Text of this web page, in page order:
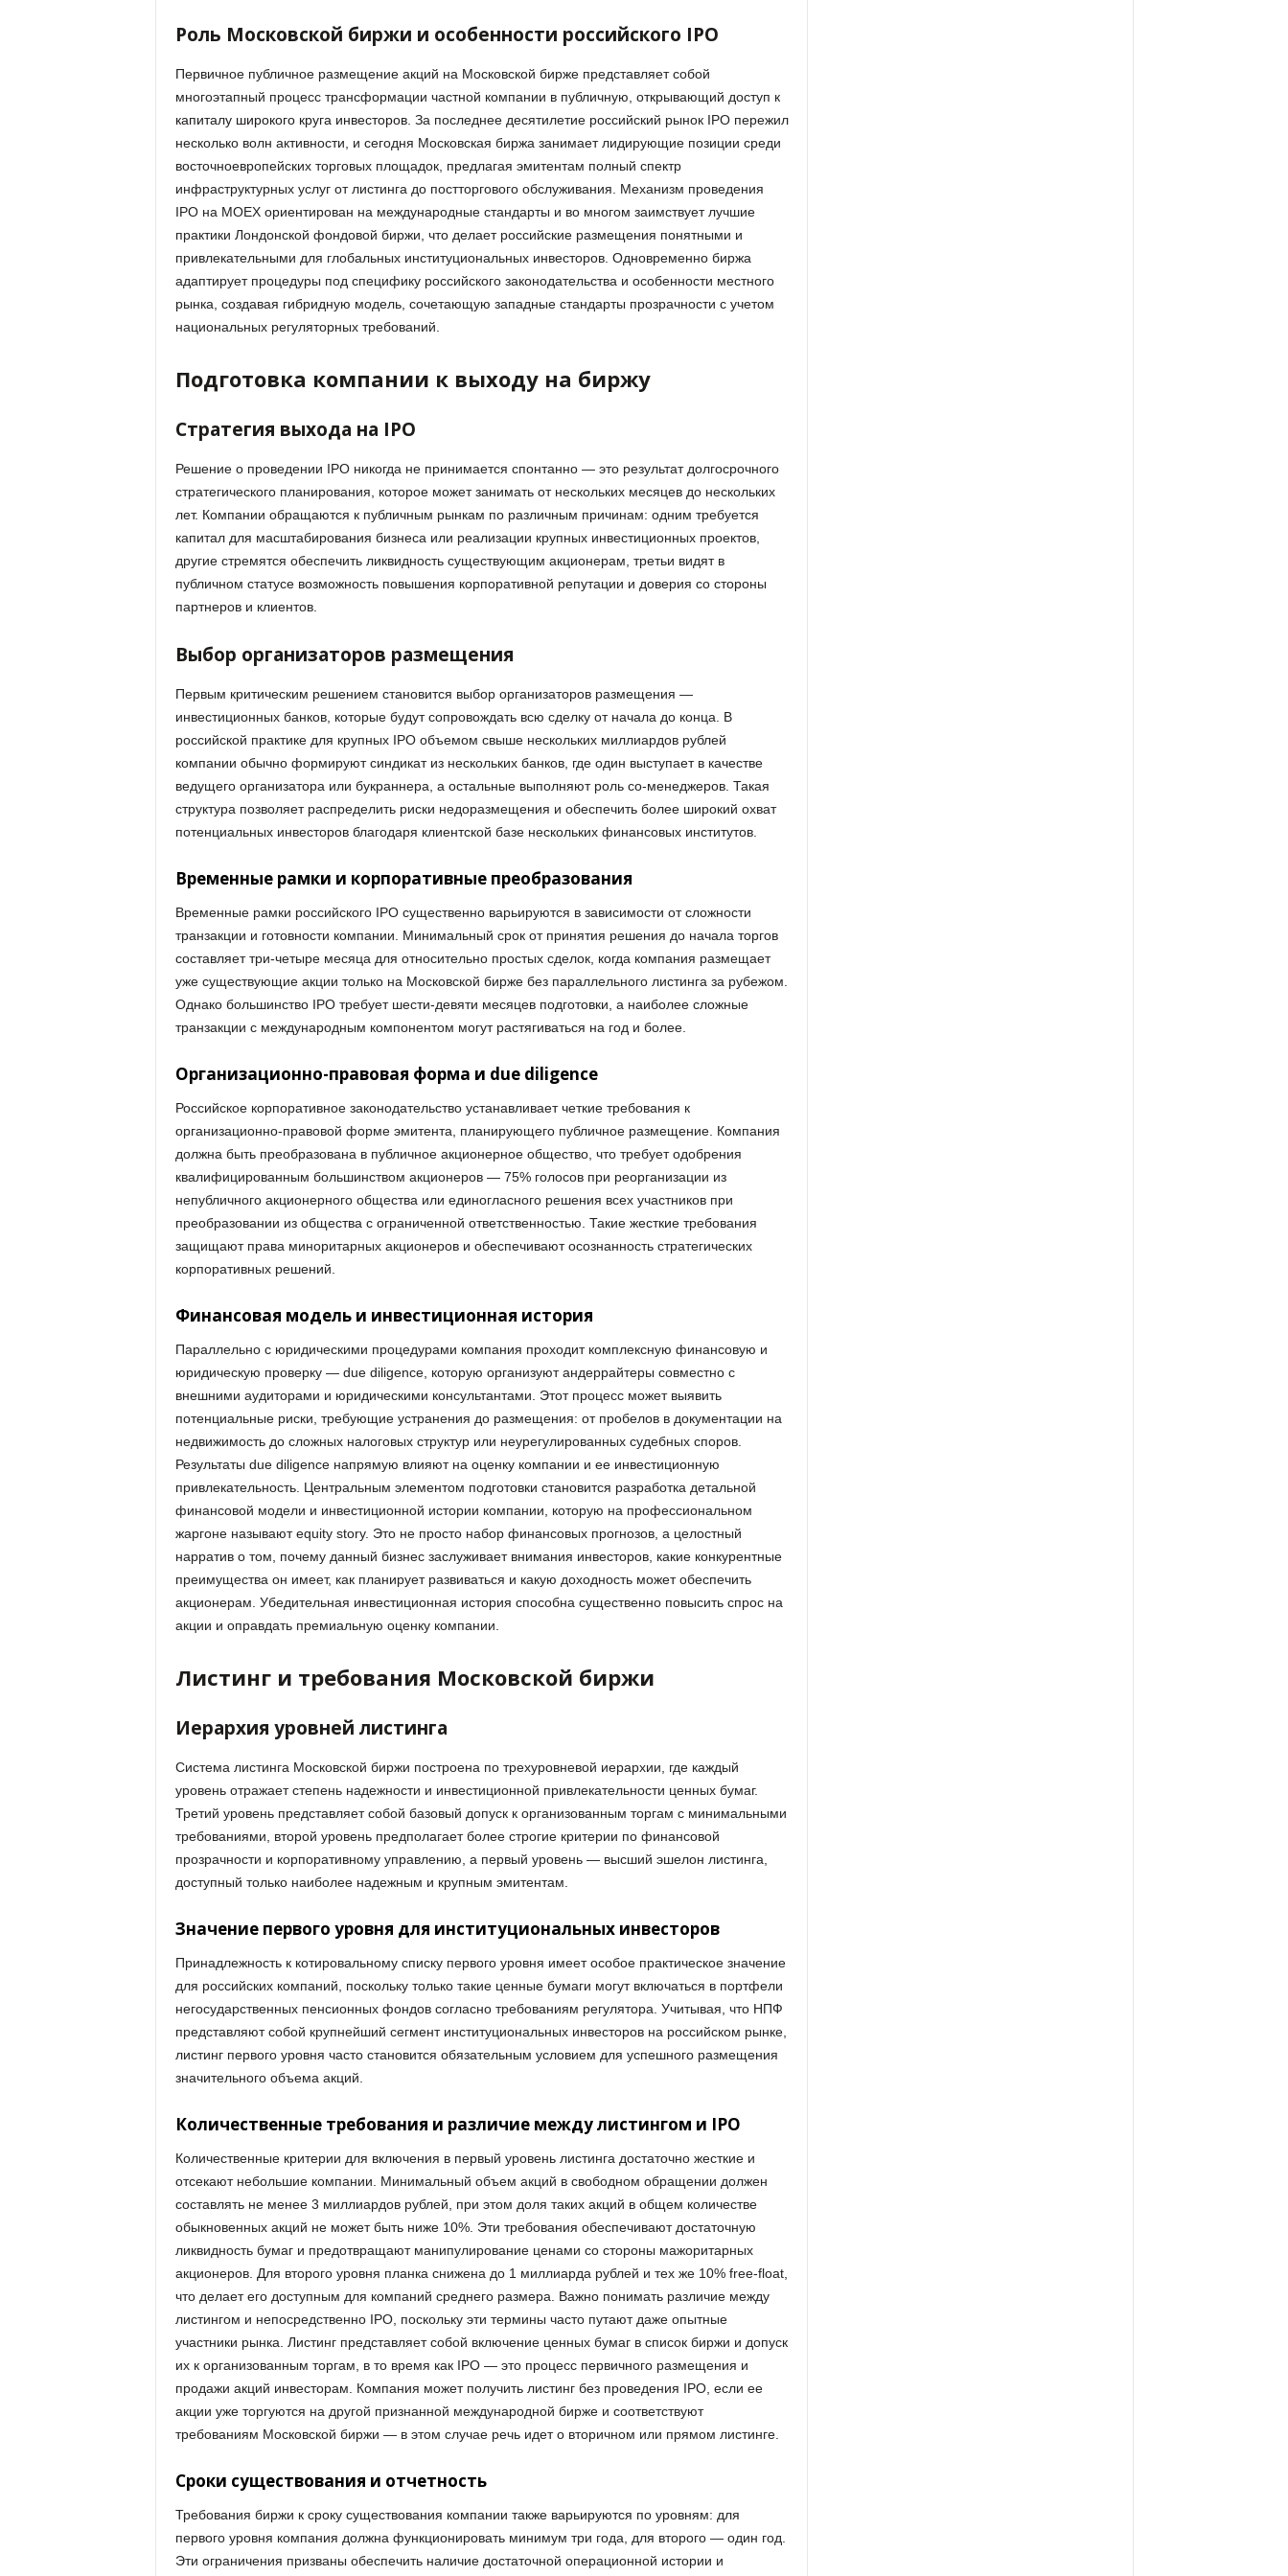
Роль Московской биржи и особенности российского IPO
Первичное публичное размещение акций на Московской бирже представляет собой
многоэтапный процесс трансформации частной компании в публичную, открывающий доступ к
капиталу широкого круга инвесторов. За последнее десятилетие российский рынок IPO пережил
несколько волн активности, и сегодня Московская биржа занимает лидирующие позиции среди
восточноевропейских торговых площадок, предлагая эмитентам полный спектр
инфраструктурных услуг от листинга до постторгового обслуживания. Механизм проведения
IPO на MOEX ориентирован на международные стандарты и во многом заимствует лучшие
практики Лондонской фондовой биржи, что делает российские размещения понятными и
привлекательными для глобальных институциональных инвесторов. Одновременно биржа
адаптирует процедуры под специфику российского законодательства и особенности местного
рынка, создавая гибридную модель, сочетающую западные стандарты прозрачности с учетом
национальных регуляторных требований.
Подготовка компании к выходу на биржу
Стратегия выхода на IPO
Решение о проведении IPO никогда не принимается спонтанно — это результат долгосрочного
стратегического планирования, которое может занимать от нескольких месяцев до нескольких
лет. Компании обращаются к публичным рынкам по различным причинам: одним требуется
капитал для масштабирования бизнеса или реализации крупных инвестиционных проектов,
другие стремятся обеспечить ликвидность существующим акционерам, третьи видят в
публичном статусе возможность повышения корпоративной репутации и доверия со стороны
партнеров и клиентов.
Выбор организаторов размещения
Первым критическим решением становится выбор организаторов размещения —
инвестиционных банков, которые будут сопровождать всю сделку от начала до конца. В
российской практике для крупных IPO объемом свыше нескольких миллиардов рублей
компании обычно формируют синдикат из нескольких банков, где один выступает в качестве
ведущего организатора или букраннера, а остальные выполняют роль со-менеджеров. Такая
структура позволяет распределить риски недоразмещения и обеспечить более широкий охват
потенциальных инвесторов благодаря клиентской базе нескольких финансовых институтов.
Временные рамки и корпоративные преобразования
Временные рамки российского IPO существенно варьируются в зависимости от сложности
транзакции и готовности компании. Минимальный срок от принятия решения до начала торгов
составляет три-четыре месяца для относительно простых сделок, когда компания размещает
уже существующие акции только на Московской бирже без параллельного листинга за рубежом.
Однако большинство IPO требует шести-девяти месяцев подготовки, а наиболее сложные
транзакции с международным компонентом могут растягиваться на год и более.
Организационно-правовая форма и due diligence
Российское корпоративное законодательство устанавливает четкие требования к
организационно-правовой форме эмитента, планирующего публичное размещение. Компания
должна быть преобразована в публичное акционерное общество, что требует одобрения
квалифицированным большинством акционеров — 75% голосов при реорганизации из
непубличного акционерного общества или единогласного решения всех участников при
преобразовании из общества с ограниченной ответственностью. Такие жесткие требования
защищают права миноритарных акционеров и обеспечивают осознанность стратегических
корпоративных решений.
Финансовая модель и инвестиционная история
Параллельно с юридическими процедурами компания проходит комплексную финансовую и
юридическую проверку — due diligence, которую организуют андеррайтеры совместно с
внешними аудиторами и юридическими консультантами. Этот процесс может выявить
потенциальные риски, требующие устранения до размещения: от пробелов в документации на
недвижимость до сложных налоговых структур или неурегулированных судебных споров.
Результаты due diligence напрямую влияют на оценку компании и ее инвестиционную
привлекательность. Центральным элементом подготовки становится разработка детальной
финансовой модели и инвестиционной истории компании, которую на профессиональном
жаргоне называют equity story. Это не просто набор финансовых прогнозов, а целостный
нарратив о том, почему данный бизнес заслуживает внимания инвесторов, какие конкурентные
преимущества он имеет, как планирует развиваться и какую доходность может обеспечить
акционерам. Убедительная инвестиционная история способна существенно повысить спрос на
акции и оправдать премиальную оценку компании.
Листинг и требования Московской биржи
Иерархия уровней листинга
Система листинга Московской биржи построена по трехуровневой иерархии, где каждый
уровень отражает степень надежности и инвестиционной привлекательности ценных бумаг.
Третий уровень представляет собой базовый допуск к организованным торгам с минимальными
требованиями, второй уровень предполагает более строгие критерии по финансовой
прозрачности и корпоративному управлению, а первый уровень — высший эшелон листинга,
доступный только наиболее надежным и крупным эмитентам.
Значение первого уровня для институциональных инвесторов
Принадлежность к котировальному списку первого уровня имеет особое практическое значение
для российских компаний, поскольку только такие ценные бумаги могут включаться в портфели
негосударственных пенсионных фондов согласно требованиям регулятора. Учитывая, что НПФ
представляют собой крупнейший сегмент институциональных инвесторов на российском рынке,
листинг первого уровня часто становится обязательным условием для успешного размещения
значительного объема акций.
Количественные требования и различие между листингом и IPO
Количественные критерии для включения в первый уровень листинга достаточно жесткие и
отсекают небольшие компании. Минимальный объем акций в свободном обращении должен
составлять не менее 3 миллиардов рублей, при этом доля таких акций в общем количестве
обыкновенных акций не может быть ниже 10%. Эти требования обеспечивают достаточную
ликвидность бумаг и предотвращают манипулирование ценами со стороны мажоритарных
акционеров. Для второго уровня планка снижена до 1 миллиарда рублей и тех же 10% free-float,
что делает его доступным для компаний среднего размера. Важно понимать различие между
листингом и непосредственно IPO, поскольку эти термины часто путают даже опытные
участники рынка. Листинг представляет собой включение ценных бумаг в список биржи и допуск
их к организованным торгам, в то время как IPO — это процесс первичного размещения и
продажи акций инвесторам. Компания может получить листинг без проведения IPO, если ее
акции уже торгуются на другой признанной международной бирже и соответствуют
требованиям Московской биржи — в этом случае речь идет о вторичном или прямом листинге.
Сроки существования и отчетность
Требования биржи к сроку существования компании также варьируются по уровням: для
первого уровня компания должна функционировать минимум три года, для второго — один год.
Эти ограничения призваны обеспечить наличие достаточной операционной истории и